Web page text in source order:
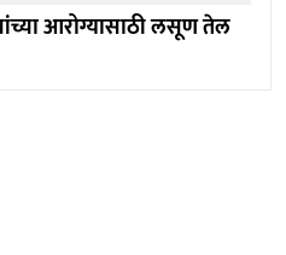
आरोग्यासाठी लसूण तेल